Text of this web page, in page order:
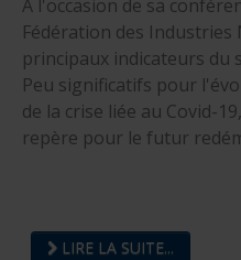
A l'occasion de sa
Fédération des
principaux indicateurs du
Peu significatifs pour
de la crise liée au Covid-
repère pour le futur
LIRE LA SUITE...